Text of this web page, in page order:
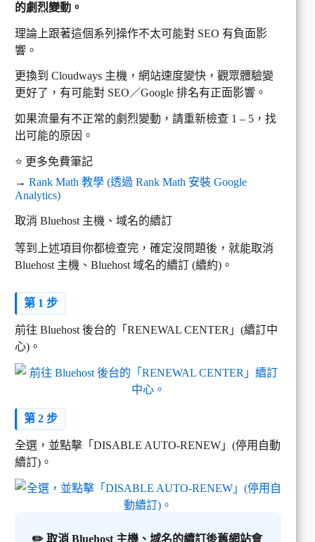
的劇烈變動。
理論上跟著這個系列操作不太可能對 SEO 有負面影
響。
更換到 Cloudways 主機，網站速度變快，觀眾體驗變
更好了，有可能對 SEO／Google 排名有正面影響。
如果流量有不正常的劇烈變動，請重新檢查 1 – 5，找
出可能的原因。
⭐ 更多免費筆記
→ Rank Math 教學 (透過 Rank Math 安裝 Google
Analytics)
取消 Bluehost 主機、域名的續訂
等到上述項目你都檢查完，確定沒問題後，就能取消
Bluehost 主機、Bluehost 域名的續訂 (續約)。
第 1 步
前往 Bluehost 後台的「RENEWAL CENTER」(續訂中
心)。
第 2 步
全選，並點擊「DISABLE AUTO-RENEW」(停用自動
續訂)。
✏️ 取消 Bluehost 主機、域名的續訂後舊網站會